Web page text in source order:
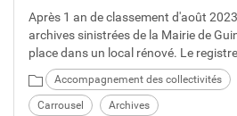
Après 1 an de classement d'août
archives sinistrées de la Mairie de
place dans un local rénové. Le
octobre par le président du Centre de
Meaux au Maire de Guingamp
de Pierre Yven, archiviste ayant
Accompagnement des collectivités
Carrousel
Archives